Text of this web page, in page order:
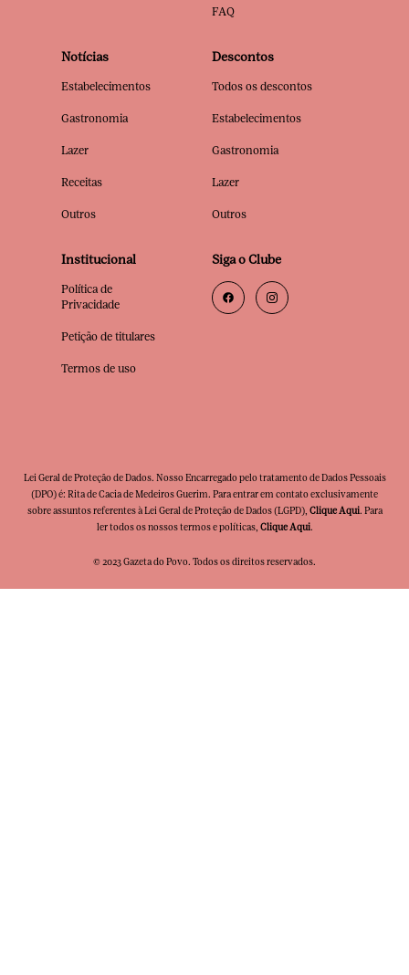
FAQ
Notícias
Estabelecimentos
Gastronomia
Lazer
Receitas
Outros
Descontos
Todos os descontos
Estabelecimentos
Gastronomia
Lazer
Outros
Institucional
Política de
Privacidade
Petição de titulares
Termos de uso
Siga o Clube
Lei Geral de Proteção de Dados. Nosso Encarregado pelo tratamento de Dados Pessoais
(DPO) é: Rita de Cacia de Medeiros Guerim. Para entrar em contato exclusivamente
sobre assuntos referentes à Lei Geral de Proteção de Dados (LGPD), Clique Aqui. Para
ler todos os nossos termos e políticas, Clique Aqui.
© 2023 Gazeta do Povo. Todos os direitos reservados.